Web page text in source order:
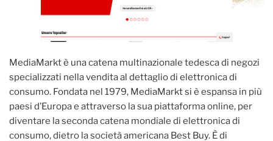
MediaMarkt è una catena multinazionale tedesca di negozi
specializzati nella vendita al dettaglio di elettronica di
consumo. Fondata nel 1979, MediaMarkt si è espansa in più
paesi d’Europa e attraverso la sua piattaforma online, per
diventare la seconda catena mondiale di elettronica di
consumo, dietro la società americana Best Buy. È di